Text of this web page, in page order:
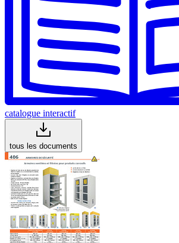
catalogue interactif
tous les documents